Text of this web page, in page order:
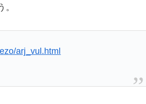
arj_vul.html